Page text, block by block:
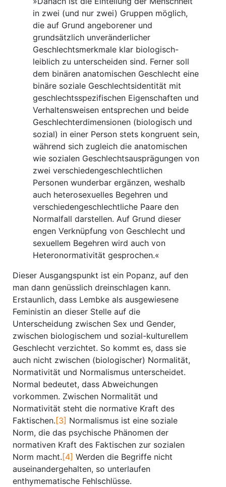
in zwei (und nur zwei) Gruppen möglich,
die auf Grund angeborener und
grundsätzlich unveränderlicher
Geschlechtsmerkmale klar biologisch-
leiblich zu unterscheiden sind. Ferner soll
dem binären anatomischen Geschlecht eine
binäre soziale Geschlechtsidentität mit
geschlechtsspezifischen Eigen­schaften und
Verhaltensweisen entsprechen und beide
Geschlechterdimensionen (biologisch und
sozial) in einer Person stets kongruent sein,
während sich zugleich die anatomischen
wie sozialen Geschlechtsausprägungen von
zwei verschiedengeschlechtlichen
Personen wunderbar ergänzen, weshalb
auch heterosexuelles Begehren und
verschiedengeschlechtliche Paare den
Normalfall darstellen. Auf Grund dieser
engen Verknüpfung von Geschlecht und
sexuellem Begehren wird auch von
Heteronormativität gesprochen.«
Dieser Ausgangspunkt ist ein Popanz, auf den
man dann genüsslich dreinschlagen kann.
Erstaunlich, dass Lembke als ausgewiesene
Feministin an dieser Stelle auf die
Unterscheidung zwischen Sex und Gender,
zwischen biologischem und sozial-kulturellem
Geschlecht verzichtet. So kommt es, dass sie
auch nicht zwischen (biologischer) Normalität,
Normativität und Normalismus unterscheidet.
Normal bedeutet, dass Abweichungen
vorkommen. Zwischen Normalität und
Normativität steht die normative Kraft des
Faktischen. [3] Normalismus ist eine soziale
Norm, die das psychische Phänomen der
normativen Kraft des Faktischen zur sozialen
Norm macht. [4] Werden die Begriffe nicht
auseinandergehalten, so unterlaufen
enthymematische Fehl­schlüsse.